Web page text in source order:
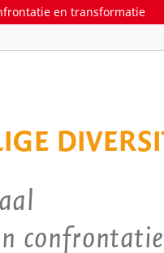
en transformatie